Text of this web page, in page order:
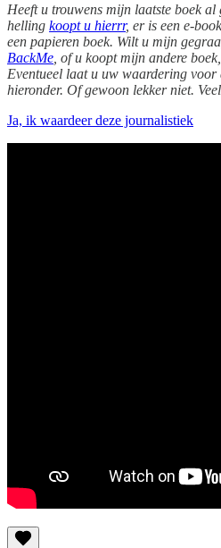
Heeft u trouwens mijn laatste boek
helling koopt u hierrr, er is een e-
een papieren boek. Wilt u mijn
BackMe , of u koopt mijn andere boek,
Eventueel laat u uw waardering
hieronder. Of gewoon lekker niet.
Ja, ik waardeer deze journalistiek